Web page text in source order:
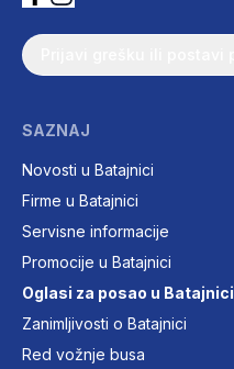
SAZNAJ
Novosti u Batajnici
Firme u Batajnici
Servisne informacije
Promocije u Batajnici
Oglasi za posao u Batajnici
Zanimljivosti o Batajnici
Red vožnje busa